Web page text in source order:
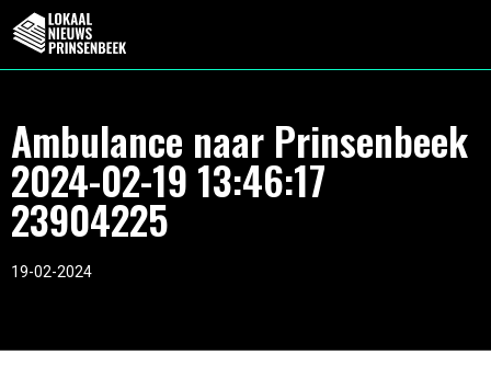
Ambulance naar Prinsenbeek
2024-02-19 13:46:17
23904225
19-02-2024